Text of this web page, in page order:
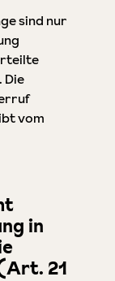
sind nur
vom
in
21